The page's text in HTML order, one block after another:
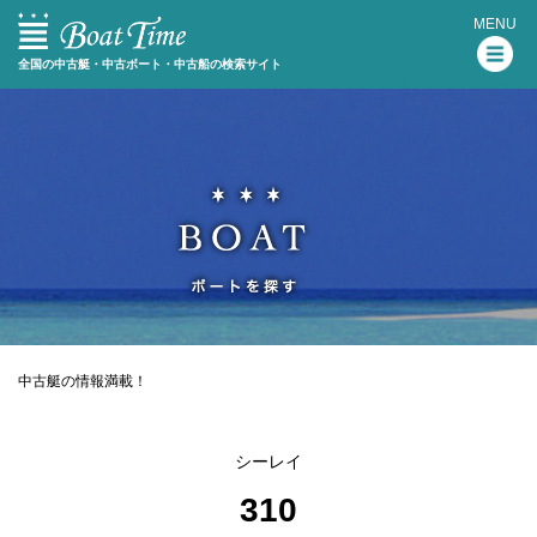
全国の中古艇・中古ボート・中古船の検索サイト
MENU
中古艇の情報満載！
シーレイ
310